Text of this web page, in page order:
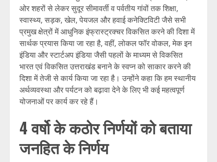
ओर शहरों से लेकर सुदूर सीमावर्ती व पर्वतीय गांवों तक शिक्षा,
स्वास्थ्य, सड़क, खेल, पेयजल और हवाई कनेक्टिविटी जैसे सभी
प्रमुख क्षेत्रों में आधुनिक इंफ्रास्ट्रक्चर विकसित करने की दिशा में
सार्थक प्रयास किया जा रहा है, वहीं, लोकल फॉर वोकल, मेक इन
इंडिया और स्टार्टअप इंडिया जैसी पहलों के माध्यम से विकसित
भारत एवं विकसित उत्तराखंड बनाने के स्वप्न को साकार करने की
दिशा में तेजी से कार्य किया जा रहा है। उन्होंने कहा कि हम स्थानीय
अर्थव्यवस्था और पर्यटन को बढ़ावा देने के लिए भी कई महत्वपूर्ण
योजनाओं पर कार्य कर रहे हैं।
4 वर्षो के कठोर निर्णयों को बताया
जनहित के निर्णय